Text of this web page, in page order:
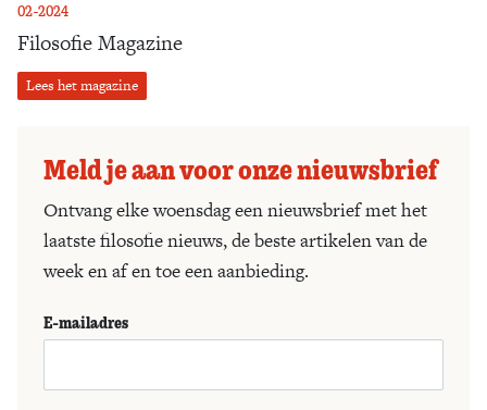
02-2024
Filosofie Magazine
Lees het magazine
Meld je aan voor onze nieuwsbrief
Ontvang elke woensdag een nieuwsbrief met het
laatste filosofie nieuws, de beste artikelen van de
week en af en toe een aanbieding.
E-mailadres